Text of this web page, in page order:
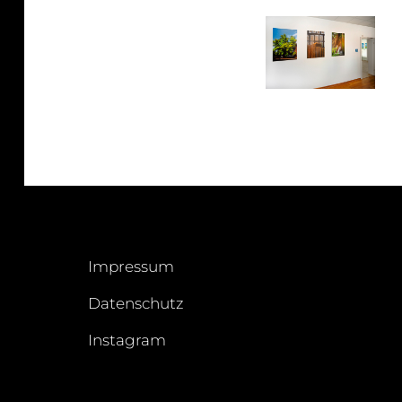
Impressum
Datenschutz
Instagram